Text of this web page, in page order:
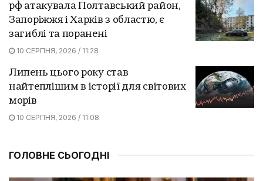
рф атакувала Полтавський район,
Запоріжжя і Харків з областю, є
загиблі та поранені
10 СЕРПНЯ, 2026 / 11:28
Липень цього року став
найтеплішим в історії для світових
морів
10 СЕРПНЯ, 2026 / 11:08
ГОЛОВНЕ СЬОГОДНІ